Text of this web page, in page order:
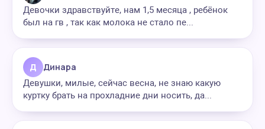
Девочки здравствуйте, нам 1,5 месяца , ребёнок
был на гв , так как молока не стало пе...
Д Динара
Девушки, милые, сейчас весна, не знаю какую
куртку брать на прохладние дни носить, да...